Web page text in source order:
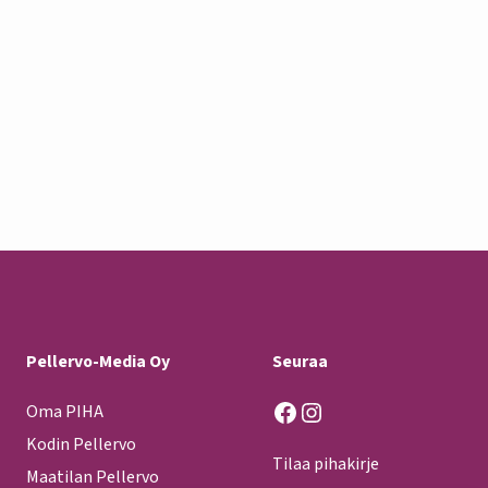
Pellervo-Media Oy
Oma PIHA
Kodin Pellervo
Maatilan Pellervo
Seuraa
Facebook
Instagram
Tilaa pihakirje